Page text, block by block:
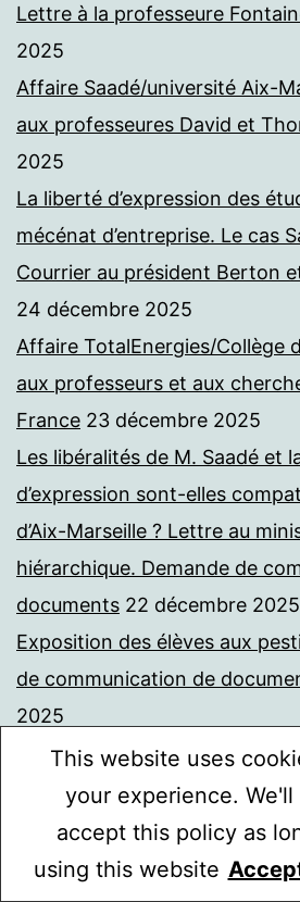
Lettre à la professeure
2025
Affaire Saadé/université Aix-
aux professeures David et
2025
La liberté d’expression des
mécénat d’entreprise. Le cas
Courrier au président Berton
24 décembre 2025
Affaire TotalEnergies/Collège
aux professeurs et aux
France 23 décembre 2025
Les libéralités de M. Saadé et
d’expression sont-elles
d’Aix-Marseille ? Lettre au
hiérarchique. Demande de
documents 22 décembre 2025
Exposition des élèves aux
de communication de
2025
La fin des subventions
victoire qu’il faut rendre
décembre 2025
Annulation d’un débat au
This website uses
your experience. We'll
accept this policy as
using this website